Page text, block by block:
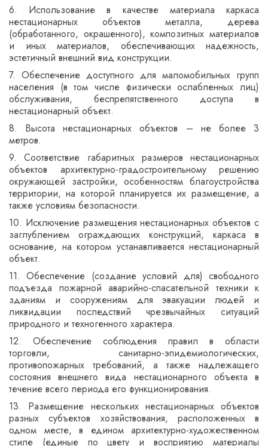
6. Использование в качестве материала каркаса
нестационарных объектов металла, дерева
(обработанного, окрашенного), композитных материалов
и иных материалов, обеспечивающих надежность,
эстетичный внешний вид конструкции.
7. Обеспечение доступного для маломобильных групп
населения (в том числе физически ослабленных лиц)
обслуживания, беспрепятственного доступа в
нестационарный объект.
8. Высота нестационарных объектов – не более 3
метров.
9. Соответствие габаритных размеров нестационарных
объектов архитектурно-градостроительному решению
окружающей застройки, особенностям благоустройства
территории, на которой планируется их размещение, а
также условиям безопасности.
10. Исключение размещения нестационарных объектов с
заглублением ограждающих конструкций, каркаса в
основание, на котором устанавливается нестационарный
объект.
11. Обеспечение (создание условий для) свободного
подъезда пожарной аварийно-спасательной техники к
зданиям и сооружениям для эвакуации людей и
ликвидации последствий чрезвычайных ситуаций
природного и техногенного характера.
12. Обеспечение соблюдения правил в области
торговли, санитарно-эпидемиологических,
противопожарных требований, а также надлежащего
состояния внешнего вида нестационарного объекта в
течение всего периода его функционирования.
13. Размещение нескольких нестационарных объектов
разных субъектов хозяйствования, расположенных в
одном месте, в едином архитектурно-художественном
стиле (единые по цвету и восприятию материалы